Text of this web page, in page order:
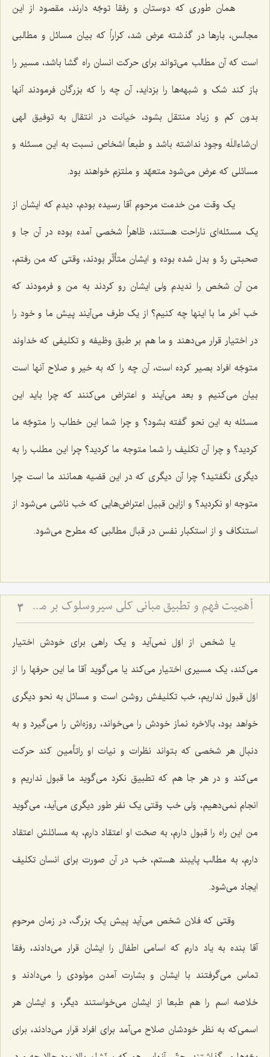
همان طوری که دوستان و رفقا توجّه دارند، مقصود از این
مجالس، بارها در گذشته عرض شد، کراراً که بیان مسائل و مطالبی
است که آن مطالب می‌تواند برای حرکت انسان راه گشا باشد، مسیر را
باز کند شک و شبهه‌ها را بزداید، آن چه را که بزرگان فرمودند آنها
بدون کم و زیاد منتقل بشود، خیانت در انتقال به توفیق الهی
ان‌شاءاللَه وجود نداشته باشد و طبعاً اشخاص نسبت به این مسئله و
مسائلی که عرض می‌شود متعهّد و ملتزم خواهند بود.
یک وقت من خدمت مرحوم آقا رسیده بودم، دیدم که ایشان از
یک مسئله‌ای ناراحت هستند، ظاهراً شخصی آمده بوده در آن جا و
صحبتی ردّ و بدل شده بوده و ایشان متأثّر بودند، وقتی که من رفتم،
من آن شخص را ندیدم ولی ایشان رو کردند به من و فرمودند که
خب آخر ما با اینها چه کنیم؟ از یک طرف می‌آیند پیش ما و خود را
در اختیار قرار می‌دهند و ما هم بر طبق وظیفه و تکلیفی که خداوند
متوجّه افراد بصیر کرده است، آن چه را که به خیر و صلاح آنها است
بیان می‌کنیم و بعد می‌آیند و اعتراض می‌کنند که چرا باید این
مسئله به این نحو گفته بشود؟ و چرا شما این خطاب را متوجّه ما
کردید؟ و چرا آن تکلیف را شما متوجه ما کردید؟ چرا این مطلب را به
دیگری نگفتید؟ چرا آن دیگری که در این قضیه همانند ما است چرا
متوجه او نکردید؟ و ازاین قبیل اعتراض‌هایی که خب ناشی می‌شود از
استنکاف و از استکبار نفس در قبال مطالبی که مطرح می‌شود.
أهمیت فهم و تطبیق مبانی كلی سیروسلوك بر مسائل جزئی زندگی 3
یا شخص از اوّل نمی‌آید و یک راهی برای خودش اختیار
می‌کند، یک مسیری اختیار می‌کند یا می‌گوید آقا ما این حرفها را از
اوّل قبول نداریم، خب تکلیفش روشن است و مسائل به نحو دیگری
خواهد بود، بالاخره نماز خودش را می‌خواند، روزه‌اش را می‌گیرد و به
دنبال هر شخصی که بتواند نظرات و نیات او راتأمین کند حرکت
می‌کند و در هر جا هم که تطبیق نکرد می‌گوید ما قبول نداریم و
انجام نمی‌دهیم، ولی خب وقتی یک نفر طور دیگری می‌آید، می‌گوید
من این راه را قبول دارم، به صحّت او اعتقاد دارم، به مسائلش اعتقاد
دارم، به مطالب پایبند هستم، خب در آن صورت برای انسان تکلیف
ایجاد می‌شود.
وقتی که فلان شخص می‌آید پیش یک بزرگ، در زمان مرحوم
آقا بنده به یاد دارم که اسامی اطفال را ایشان قرار می‌دادند، رفقا
تماس می‌گرفتند با ایشان و بشارت آمدن مولودی را می‌دادند و
خلاصه اسم را هم طبعا از ایشان می‌خواستند دیگر، و ایشان هر
اسمی‌که به نظر خودشان صلاح می‌آمد برای افراد قرار می‌دادند، برای